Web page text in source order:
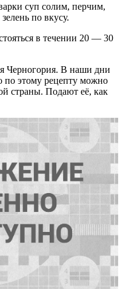
суп солим, перчим,
по вкусу.
в течении 20 — 30
Черногория. В наши дни
по этому рецепту можно
страны. Подают её, как